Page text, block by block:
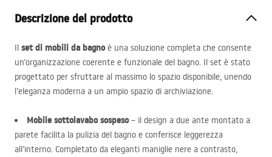
Descrizione del prodotto
Il set di mobili da bagnoè una soluzione completa che consente
un’organizzazione coerente e funzionale del bagno. Il set è stato
progettato per sfruttare al massimo lo spazio disponibile, unendo
l’eleganza moderna a un ampio spazio di archiviazione.
Mobile sottolavabo sospeso– il design a due ante montato a
parete facilita la pulizia del bagno e conferisce leggerezza
all’interno. Completato da eleganti maniglie nere a contrasto,